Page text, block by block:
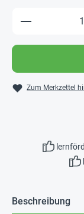
Produkt
Zum Merkzettel
Beschreibung